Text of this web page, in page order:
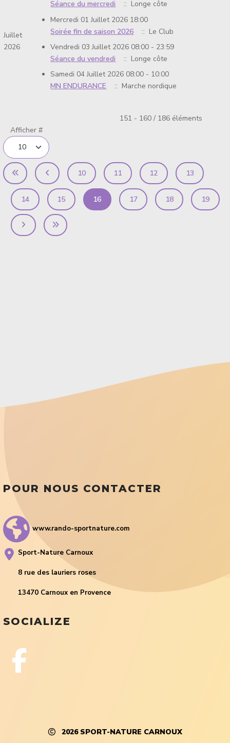
Juillet
2026
Séance du mercredi
:: Longe côte
Mercredi 01 Juillet 2026 18:00
Soirée fin de saison 2026
:: Le Club
Vendredi 03 Juillet 2026 08:00 - 23:59
Séance du vendredi
:: Longe côte
Samedi 04 Juillet 2026 08:00 - 10:00
MN ENDURANCE
:: Marche nordique
151 - 160 / 186 éléments
Afficher #
10 11 12 13
14 15 16 17 18 19
POUR NOUS CONTACTER
www.rando-sportnature.com
Sport-Nature Carnoux
8 rue des lauriers roses
13470 Carnoux en Provence
SOCIALIZE
2026 SPORT-NATURE CARNOUX